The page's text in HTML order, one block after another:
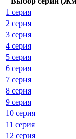
1 серия
2 серия
3 серия
4 серия
5 серия
6 серия
7 серия
8 серия
9 серия
10 серия
11 серия
12 серия